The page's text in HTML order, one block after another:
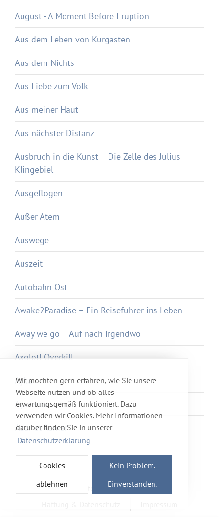
Wir möchten gern erfahren, wie Sie unsere
Webseite nutzen und ob alles
erwartungsgemäß funktioniert. Dazu
verwenden wir Cookies. Mehr Informationen
darüber finden Sie in unserer
Datenschutzerklärung
Cookies
ablehnen
Kein Problem.
Einverstanden.
August - A Moment Before Eruption
Aus dem Leben von Kurgästen
Aus dem Nichts
Aus Liebe zum Volk
Aus meiner Haut
Aus nächster Distanz
Ausbruch in die Kunst – Die Zelle des Julius
Klingebiel
Ausgeflogen
Außer Atem
Auswege
Auszeit
Autobahn Ost
Awake2Paradise – Ein Reiseführer ins Leben
Away we go – Auf nach Irgendwo
Axolotl Overkill
Ayka
Ayurveda
Azur et Asmar
Newsletter
Förderverein